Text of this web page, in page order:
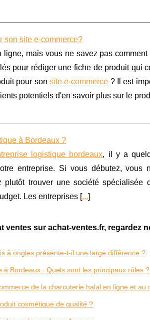
son site e-commerce?
mais vous ne savez pas
pour rédiger une fiche de produit qui
pour son site e-commerce ? Il est
potentiels d'en savoir plus sur le
à Bordeaux ?
logistique bordeaux, il y a
entreprise. Si vous débutez, vous
plutôt trouver une société spécialisée
Les entreprises [...]
ventes sur achat-ventes.fr, regardez
à ongles présente-t-il une large différence ?
à Bordeaux : Quels sont les principaux rôles ?
de la charcuterie halal en ligne et au
cosmétique de qualité ?